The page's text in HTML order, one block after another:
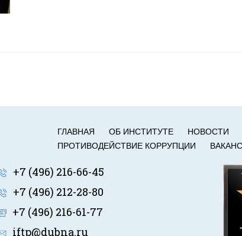
ГЛАВНАЯ ОБ ИНСТИТУТЕ НОВОСТИ
ПРОТИВОДЕЙСТВИЕ КОРРУПЦИИ
+7 (496) 216-66-45
+7 (496) 212-28-80
+7 (496) 216-61-77
iftp@dubna.ru